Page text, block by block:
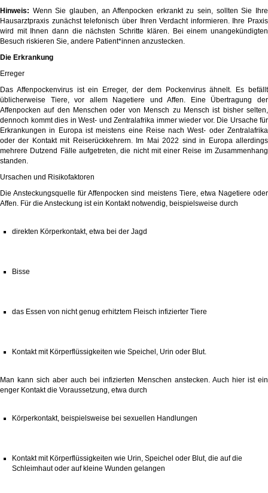
Hinweis: Wenn Sie glauben, an Affenpocken erkrankt zu sein, sollten Sie Ihre
Hausarztpraxis zunächst telefonisch über Ihren Verdacht informieren. Ihre Praxis
wird mit Ihnen dann die nächsten Schritte klären. Bei einem unangekündigten
Besuch riskieren Sie, andere Patient*innen anzustecken.
Die Erkrankung
Erreger
Das Affenpockenvirus ist ein Erreger, der dem Pockenvirus ähnelt. Es befällt
üblicherweise Tiere, vor allem Nagetiere und Affen. Eine Übertragung der
Affenpocken auf den Menschen oder von Mensch zu Mensch ist bisher selten,
dennoch kommt dies in West- und Zentralafrika immer wieder vor. Die Ursache für
Erkrankungen in Europa ist meistens eine Reise nach West- oder Zentralafrika
oder der Kontakt mit Reiserückkehrern. Im Mai 2022 sind in Europa allerdings
mehrere Dutzend Fälle aufgetreten, die nicht mit einer Reise im Zusammenhang
standen.
Ursachen und Risikofaktoren
Die Ansteckungsquelle für Affenpocken sind meistens Tiere, etwa Nagetiere oder
Affen. Für die Ansteckung ist ein Kontakt notwendig, beispielsweise durch
direkten Körperkontakt, etwa bei der Jagd
Bisse
das Essen von nicht genug erhitztem Fleisch infizierter Tiere
Kontakt mit Körperflüssigkeiten wie Speichel, Urin oder Blut.
Man kann sich aber auch bei infizierten Menschen anstecken. Auch hier ist ein
enger Kontakt die Voraussetzung, etwa durch
Körperkontakt, beispielsweise bei sexuellen Handlungen
Kontakt mit Körperflüssigkeiten wie Urin, Speichel oder Blut, die auf die
Schleimhaut oder auf kleine Wunden gelangen